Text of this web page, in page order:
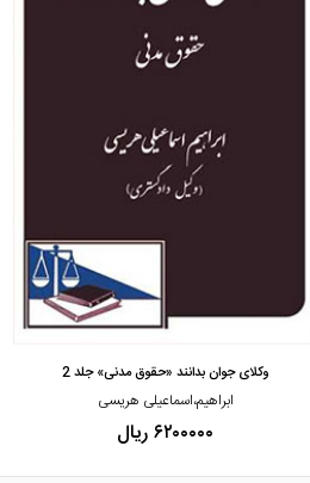
مشاهده و خرید
وکلای جوان بدانند «حقوق مدنی» جلد 2
ابراهیم،اسماعیلی هریسی
۶۲۰۰۰۰۰ ریال